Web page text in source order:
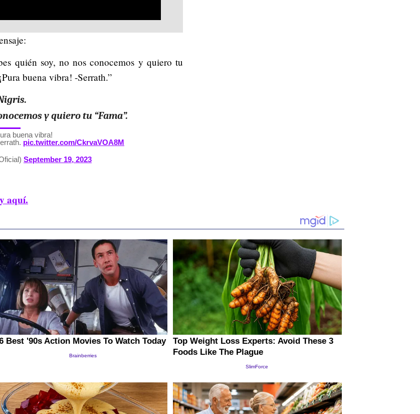
quién soy, no nos conocemos y quiero tu
buena vibra! -Serrath.”
y quiero tu “Fama”.
buena vibra!
pic.twitter.com/CkrvaVOA8M
September 19, 2023
aquí.